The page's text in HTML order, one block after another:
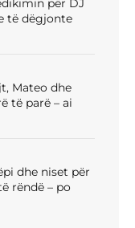
për DJ
të dëgjonte
Mateo dhe
të parë – ai
dhe niset për
rëndë – po